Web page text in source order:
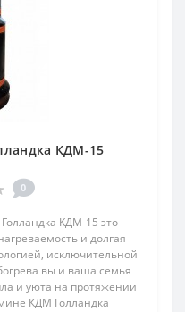
КДМ-15
0
КДМ-15 это
и долгая
исключительной
вы и ваша семья
и уюта на протяжении
КДМ Голландка